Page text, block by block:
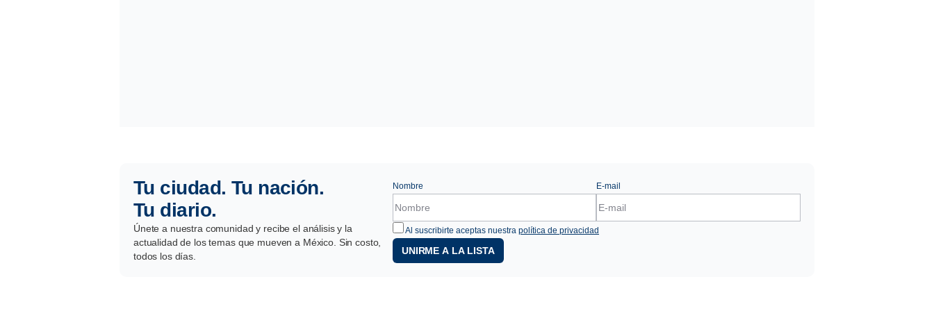
Tu ciudad. Tu nación.
Tu diario.
Únete a nuestra comunidad y recibe el análisis y la
actualidad de los temas que mueven a México. Sin costo,
todos los días.
Nombre E-mail
Al suscribirte aceptas nuestra política de privacidad
UNIRME A LA LISTA